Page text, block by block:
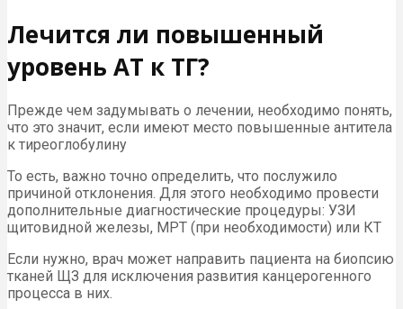
Лечится ли повышенный
уровень АТ к ТГ?
Прежде чем задумывать о лечении, необходимо понять,
что это значит, если имеют место повышенные антитела
к тиреоглобулину
То есть, важно точно определить, что послужило
причиной отклонения. Для этого необходимо провести
дополнительные диагностические процедуры: УЗИ
щитовидной железы, МРТ (при необходимости) или КТ
Если нужно, врач может направить пациента на биопсию
тканей ЩЗ для исключения развития канцерогенного
процесса в них.